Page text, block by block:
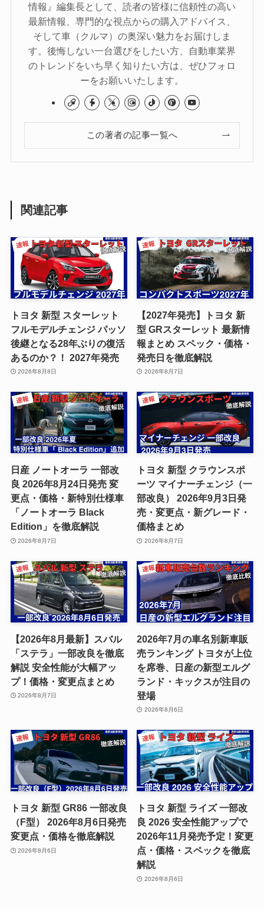
情報』編集長として、読者の皆様に信頼性の高い
最新情報、専門的な視点からの購入アドバイス、
そして車（クルマ）の奥深い魅力をお届けしま
す。後悔しない一台選びをしたい方、自動車業界
のトレンドをいち早く知りたい方は、ぜひフォロ
ーをお願いいたします。
この著者の記事一覧へ
関連記事
トヨタ 新型 スターレット
フルモデルチェンジ パッソ
後継となる28年ぶりの復活
あるのか？！ 2027年発売
2026年8月8日
【2027年発売】トヨタ 新
型 GRスターレット 最新情
報まとめ スペック・価格・
発売日を徹底解説
2026年8月7日
日産 ノートオーラ 一部改
良 2026年8月24日発売 変
更点・価格・新特別仕様車
「ノートオーラ Black
Edition」を徹底解説
2026年8月7日
トヨタ 新型 クラウンスポ
ーツ マイナーチェンジ（一
部改良） 2026年9月3日発
売・変更点・新グレード・
価格まとめ
2026年8月7日
【2026年8月最新】スバル
「ステラ」一部改良を徹底
解説 安全性能が大幅アッ
プ！価格・変更点まとめ
2026年8月7日
2026年7月の車名別新車販
売ランキング トヨタが上位
を席巻、日産の新型エルグ
ランド・キックスが注目の
登場
2026年8月6日
トヨタ 新型 GR86 一部改良
（F型） 2026年8月6日発売
変更点・価格を徹底解説
2026年8月6日
トヨタ 新型 ライズ 一部改
良 2026 安全性能アップで
2026年11月発売予定！変更
点・価格・スペックを徹底
解説
2026年8月6日